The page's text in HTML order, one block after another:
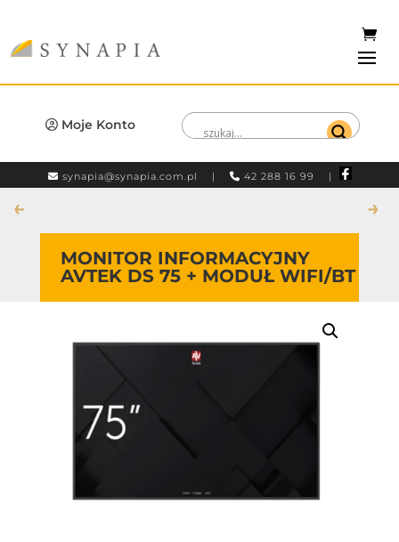
Moje Konto
synapia@synapia.com.pl | 42 288 16 99 |
← →
MONITOR INFORMACYJNY
AVTEK DS 75 + MODUŁ WIFI/BT